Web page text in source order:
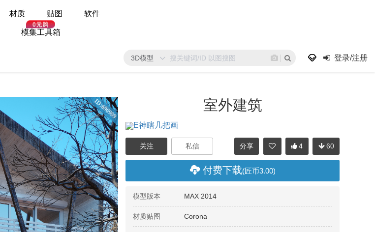
材质 贴图 软件
模集工具箱
3D模型 登录/注册
ID:696909 室外建筑
E神瞎几把画
60
4
分享
付费下载(匠币3.00)
模型版本 MAX 2014
材质贴图 Corona